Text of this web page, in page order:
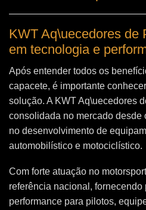
KWT Aq\uecedores de
em tecnologia e
Após entender todos os
capacete, é importante
solução. A KWT Aq\uecedores
consolidada no mercado desde
no desenvolvimento de
automobilístico e motociclístico.
Com forte atuação no
referência nacional, fornecendo
performance para pilotos,